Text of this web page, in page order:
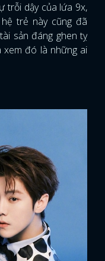
trỗi dậy của lứa 9x,
trẻ này cũng đã
sản đáng ghen tỵ
xem đó là những ai